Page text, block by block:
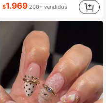
$1.969 200+ vendidos